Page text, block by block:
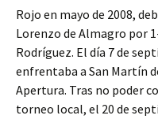
Rojo en mayo de 2008,
Lorenzo de Almagro por
Rodríguez. El día 7 de
enfrentaba a San Martín
Apertura. Tras no poder
torneo local, el 20 de